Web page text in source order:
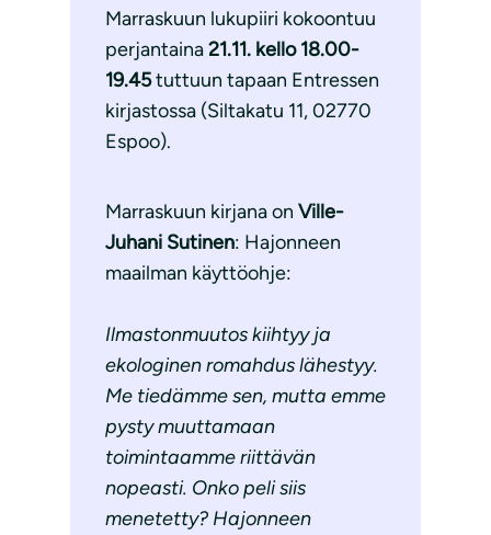
Marraskuun lukupiiri kokoontuu
perjantaina21.11. kello 18.00-
19.45tuttuun tapaan Entressen
kirjastossa (Siltakatu 11, 02770
Espoo).
Marraskuun kirjana on Ville-
Juhani Sutinen: Hajonneen
maailman käyttöohje:
Ilmastonmuutos kiihtyy ja
ekologinen romahdus lähestyy.
Me tiedämme sen, mutta emme
pysty muuttamaan
toimintaamme riittävän
nopeasti. Onko peli siis
menetetty? Hajonneen